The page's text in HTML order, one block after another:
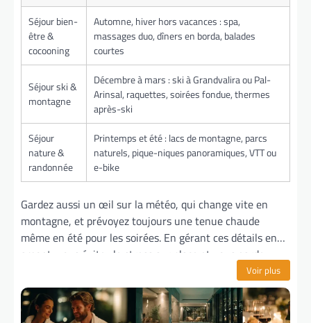
Séjour bien-
être &
cocooning
Automne, hiver hors vacances : spa,
massages duo, dîners en borda, balades
courtes
Séjour ski &
montagne
Décembre à mars : ski à Grandvalira ou Pal-
Arinsal, raquettes, soirées fondue, thermes
après-ski
Séjour
nature &
randonnée
Printemps et été : lacs de montagne, parcs
naturels, pique-niques panoramiques, VTT ou
e-bike
Gardez aussi un œil sur la météo, qui change vite en
montagne, et prévoyez toujours une tenue chaude
même en été pour les soirées. En gérant ces détails en
amont, vous évitez le stress sur place et vous gardez
l’essentiel : du temps de qualité à deux, entre paysages
pyrénéens, bains chauds et bons repas. C’est ce mélange
qui fait d’un simple voyage en Andorre un vrai séjour
Voir plus